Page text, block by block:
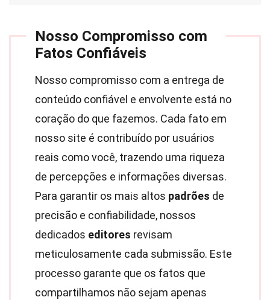
Nosso Compromisso com
Fatos Confiáveis
Nosso compromisso com a entrega de
conteúdo confiável e envolvente está no
coração do que fazemos. Cada fato em
nosso site é contribuído por usuários
reais como você, trazendo uma riqueza
de percepções e informações diversas.
Para garantir os mais altos padrões de
precisão e confiabilidade, nossos
dedicados editores revisam
meticulosamente cada submissão. Este
processo garante que os fatos que
compartilhamos não sejam apenas